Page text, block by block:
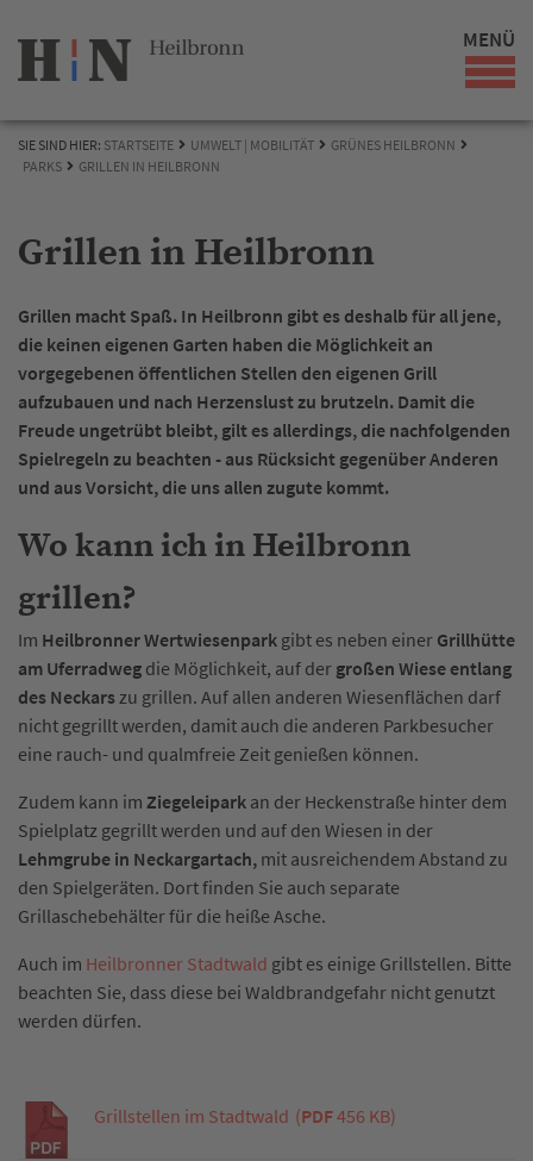
MENÜ
SIE SIND HIER: STARTSEITE UMWELT | MOBILITÄT
GRÜNES HEILBRONN
PARKS
GRILLEN IN HEILBRONN
Grillen in Heilbronn
Grillen macht Spaß. In Heilbronn gibt es deshalb für all jene,
die keinen eigenen Garten haben die Möglichkeit an
vorgegebenen öffentlichen Stellen den eigenen Grill
aufzubauen und nach Herzenslust zu brutzeln. Damit die
Freude ungetrübt bleibt, gilt es allerdings, die nachfolgenden
Spielregeln zu beachten - aus Rücksicht gegenüber Anderen
und aus Vorsicht, die uns allen zugute kommt.
Wo kann ich in Heilbronn
grillen?
Im Heilbronner Wertwiesenpark gibt es neben einer Grillhütte
am Uferradweg die Möglichkeit, auf der großen Wiese entlang
des Neckarszu grillen. Auf allen anderen Wiesenflächen darf
nicht gegrillt werden, damit auch die anderen Parkbesucher
eine rauch- und qualmfreie Zeit genießen können.
Zudem kann im Ziegeleipark an der Heckenstraße hinter dem
Spielplatz gegrillt werden und auf den Wiesen in der
Lehmgrube in Neckargartach, mit ausreichendem Abstand zu
den Spielgeräten. Dort finden Sie auch separate
Grillaschebehälter für die heiße Asche.
Auch im Heilbronner Stadtwald gibt es einige Grillstellen. Bitte
beachten Sie, dass diese bei Waldbrandgefahr nicht genutzt
werden dürfen.
Grillstellen im Stadtwald (PDF456 KB)